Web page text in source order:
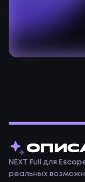
NEXT Full для
реальных